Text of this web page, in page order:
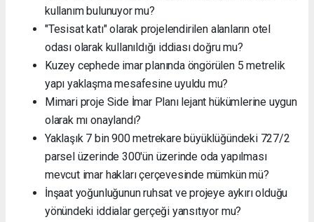
kullanım bulunuyor mu?
"Tesisat katı" olarak projelendirilen alanların otel
odası olarak kullanıldığı iddiası doğru mu?
Kuzey cephede imar planında öngörülen 5 metrelik
yapı yaklaşma mesafesine uyuldu mu?
Mimari proje Side İmar Planı lejant hükümlerine uygun
olarak mı onaylandı?
Yaklaşık 7 bin 900 metrekare büyüklüğündeki 727/2
parsel üzerinde 300'ün üzerinde oda yapılması
mevcut imar hakları çerçevesinde mümkün mü?
İnşaat yoğunluğunun ruhsat ve projeye aykırı olduğu
yönündeki iddialar gerçeği yansıtıyor mu?